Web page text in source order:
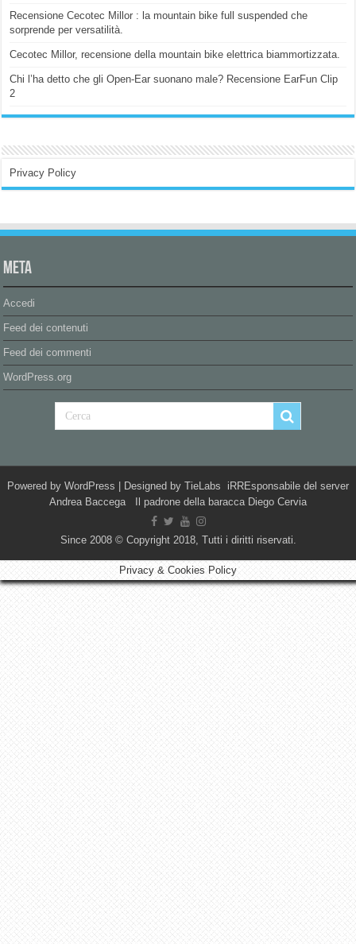
Recensione Cecotec Millor : la mountain bike full suspended che
sorprende per versatilità.
Cecotec Millor, recensione della mountain bike elettrica biammortizzata.
Chi l’ha detto che gli Open-Ear suonano male? Recensione EarFun Clip
2
Privacy Policy
Meta
Accedi
Feed dei contenuti
Feed dei commenti
WordPress.org
Powered by WordPress | Designed by TieLabs iRREsponsabile del server
Andrea Baccega Il padrone della baracca Diego Cervia
Since 2008 © Copyright 2018, Tutti i diritti riservati.
Privacy & Cookies Policy